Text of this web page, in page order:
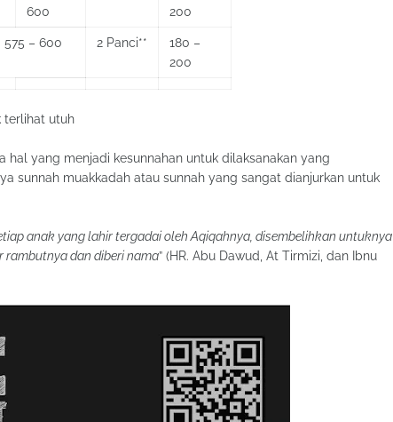
600
200
575 – 600 2 Panci**
180 –
200
terlihat utuh
hal yang menjadi kesunnahan untuk dilaksanakan yang
sunnah muakkadah atau sunnah yang sangat dianjurkan untuk
anak yang lahir tergadai oleh Aqiqahnya, disembelihkan untuknya
rambutnya dan diberi nama” (HR. Abu Dawud, At Tirmizi, dan Ibnu